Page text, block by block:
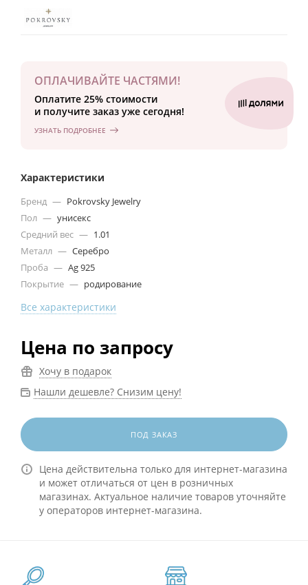
ОПЛАЧИВАЙТЕ ЧАСТЯМИ!
Оплатите 25% стоимости
и получите заказ уже сегодня!
УЗНАТЬ ПОДРОБНЕЕ
Характеристики
Бренд — Pokrovsky Jewelry
Пол — унисекс
Средний вес — 1.01
Металл — Серебро
Проба — Ag 925
Покрытие — родирование
Все характеристики
Цена по запросу
Хочу в подарок
Нашли дешевле? Снизим цену!
ПОД ЗАКАЗ
Цена действительна только для интернет-магазина
и может отличаться от цен в розничных
магазинах. Актуальное наличие товаров уточняйте
у операторов интернет-магазина.